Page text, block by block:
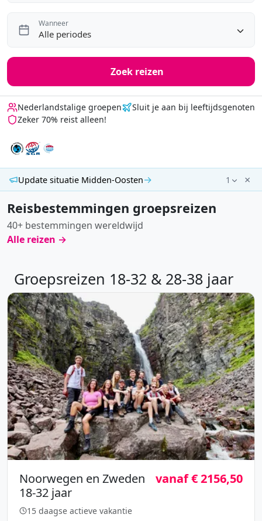
Wanneer
Alle periodes
Zoek reizen
Nederlandstalige groepen
Sluit je aan bij leeftijdsgenoten
Zeker 70% reist alleen!
Update situatie Midden-Oosten→ 1 ×
Reisbestemmingen groepsreizen
40+ bestemmingen wereldwijd
Alle reizen →
Groepsreizen 18-32 & 28-38 jaar
Noorwegen en Zweden
18-32 jaar
vanaf € 2156,50
15 daagse actieve vakantie